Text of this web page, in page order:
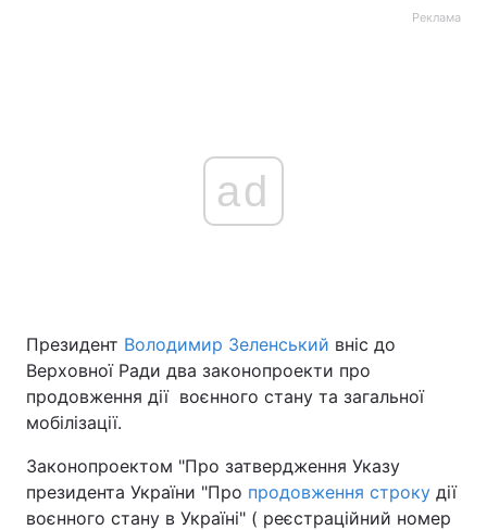
Головна Війна
Україна Політика
Спорт Наука
Реклама
ad
Президент Володимир Зеленський вніс до
Верховної Ради два законопроекти про
продовження дії воєнного стану та загальної
мобілізації.
Законопроектом "Про затвердження Указу
президента України "Про продовження строку дії
воєнного стану в Україні" ( реєстраційний номер